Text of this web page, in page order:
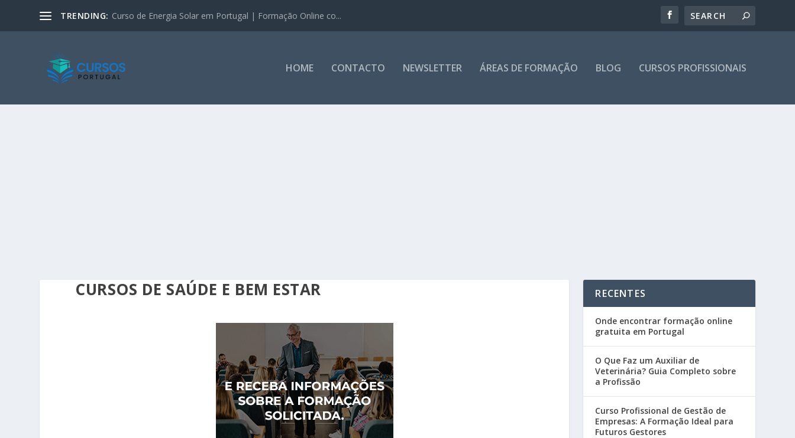
TRENDING: Curso de Energia Solar em Portugal | Formação Online co...
HOME CONTACTO NEWSLETTER ÁREAS DE FORMAÇÃO BLOG CURSOS PROFISSIONAIS
CURSOS DE SAÚDE E BEM ESTAR RECENTES
Onde encontrar formação online
gratuita em Portugal
O Que Faz um Auxiliar de
Veterinária? Guia Completo sobre
a Profissão
Curso Profissional de Gestão de
Empresas: A Formação Ideal para
Futuros Gestores